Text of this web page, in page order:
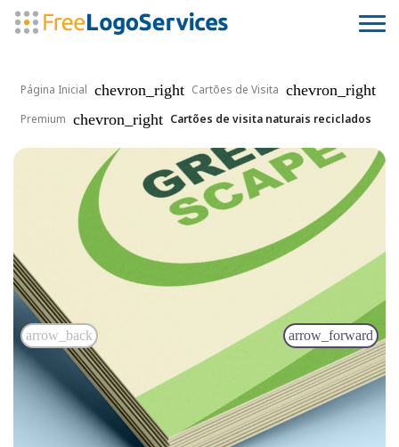
Página Inicial chevron_right Cartões de Visita chevron_right
Premium chevron_right Cartões de visita naturais reciclados
arrow_back arrow_forward